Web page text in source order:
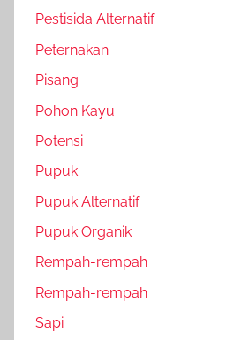
Pestisida Alternatif
Peternakan
Pisang
Pohon Kayu
Potensi
Pupuk
Pupuk Alternatif
Pupuk Organik
Rempah-rempah
Rempah-rempah
Sapi